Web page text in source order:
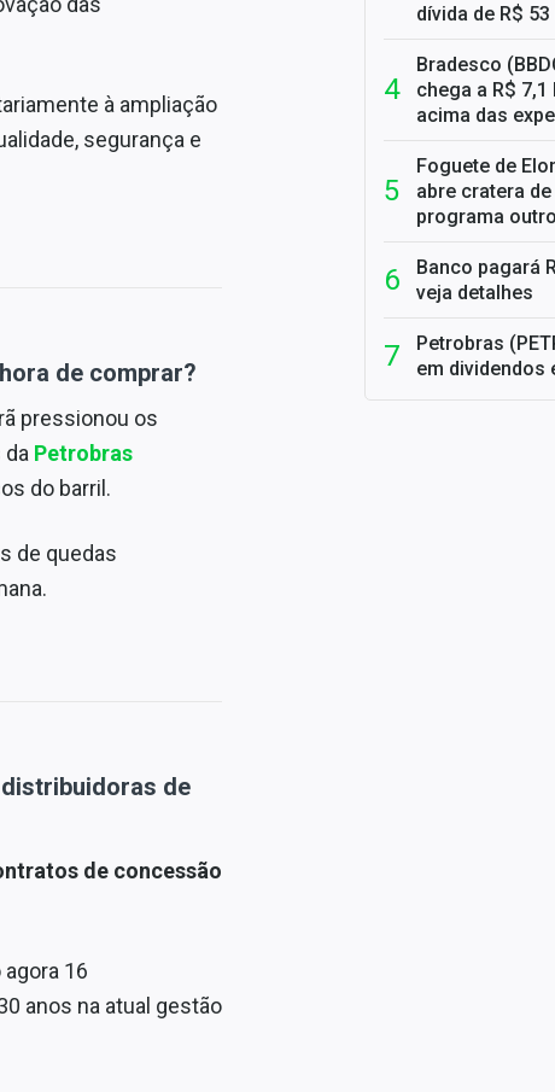
à ampliação
segurança e
de comprar?
pressionou os
Petrobras
do barril.
de quedas
de
de concessão
16
anos na atual gestão
dívida de R$
Bradesco
chega a R$
acima das
Foguete de
abre cratera
programa
Banco pagará
veja detalhes
Petrobras
em dividendos